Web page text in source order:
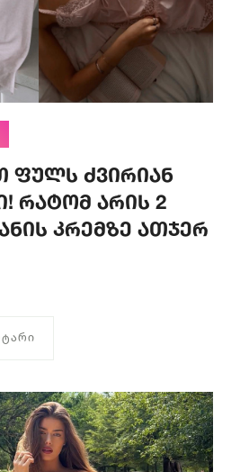
ფულს ძვირიან
რატომ არის 2
კრემზე ათჯერ